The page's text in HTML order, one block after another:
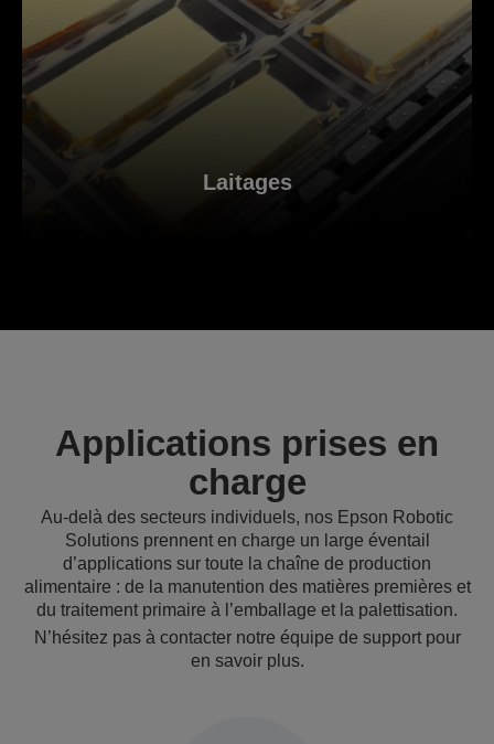
Laitages
Applications prises en
charge
Au-delà des secteurs individuels, nos Epson Robotic
Solutions prennent en charge un large éventail
d’applications sur toute la chaîne de production
alimentaire : de la manutention des matières premières et
du traitement primaire à l’emballage et la palettisation.
N’hésitez pas à contacter notre équipe de support pour
en savoir plus.